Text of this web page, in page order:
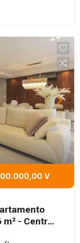
portaria
festas,
de
horas
visita!
V
- Centro,